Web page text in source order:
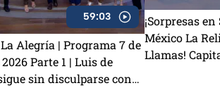
59:03
Alegría | Programa 7 de
Parte 1 | Luis de
sin disculparse con
¡Sorpresas
México La
Llamas!